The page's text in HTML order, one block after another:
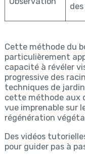
Cette méthode du
particulièrement
capacité à révéler
progressive des
techniques de
cette méthode aux
vue imprenable sur
régénération
Des vidéos
pour guider pas à